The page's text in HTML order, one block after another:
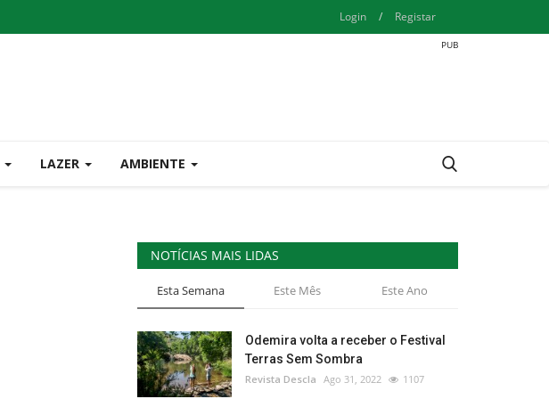
Login / Registar
LAZER AMBIENTE
NOTÍCIAS MAIS LIDAS
Esta Semana Este Mês Este Ano
Odemira volta a receber o Festival
Terras Sem Sombra
Revista Descla Ago 31, 2022 1107